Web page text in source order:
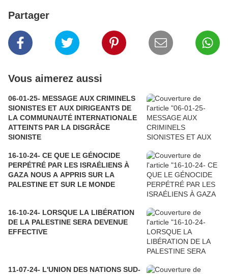
Partager
Vous aimerez aussi
06-01-25- MESSAGE AUX CRIMINELS
SIONISTES ET AUX DIRIGEANTS DE
LA COMMUNAUTÉ INTERNATIONALE
ATTEINTS PAR LA DISGRÂCE
SIONISTE
16-10-24- CE QUE LE GÉNOCIDE
PERPÉTRÉ PAR LES ISRAÉLIENS À
GAZA NOUS A APPRIS SUR LA
PALESTINE ET SUR LE MONDE
16-10-24- LORSQUE LA LIBÉRATION
DE LA PALESTINE SERA DEVENUE
EFFECTIVE
11-07-24- L'UNION DES NATIONS SUD-